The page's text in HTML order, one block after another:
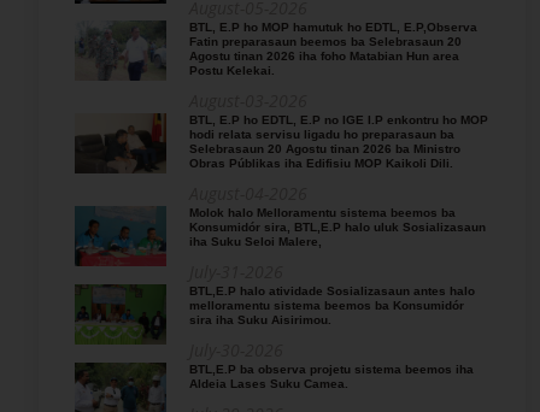
BTL, E.P ho MOP hamutuk ho EDTL, E.P,Observa
Fatin preparasaun beemos ba Selebrasaun 20
Agostu tinan 2026 iha foho Matabian Hun area
Postu Kelekai.
BTL, E.P ho EDTL, E.P no IGE I.P enkontru ho MOP
hodi relata servisu ligadu ho preparasaun ba
Selebrasaun 20 Agostu tinan 2026 ba Ministro
Obras Públikas iha Edifisiu MOP Kaikoli Dili.
Molok halo Melloramentu sistema beemos ba
Konsumidór sira, BTL,E.P halo uluk Sosializasaun
iha Suku Seloi Malere,
BTL,E.P halo atividade Sosializasaun antes halo
melloramentu sistema beemos ba Konsumidór
sira iha Suku Aisirimou.
BTL,E.P ba observa projetu sistema beemos iha
Aldeia Lases Suku Camea.